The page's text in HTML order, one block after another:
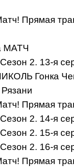
Прямая
МАТЧ
2. 13-я
Гонка
Прямая
2. 14-я
2. 15-я
2. 16-я
Прямая